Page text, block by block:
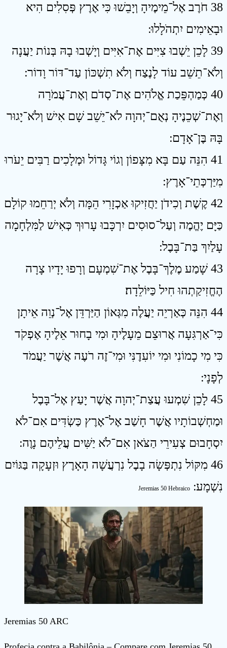
38 חֹרֶב אֶל־מֵימֶיהָ וְיָבֵשׁוּ כִּי אֶרֶץ פְּסִלִים הִיא
וּבָאֵימִים יִתְהֹלָלוּ ׃
39 לָכֵן יֵשְׁבוּ צִיִּים אֶת־אִיִּים וְיָשְׁבוּ בָהּ בְּנוֹת יַעֲנָה
וְלֹא־תֵשֵׁב עוֹד לָנֶצַח וְלֹא תִשְׁכּוֹן עַד־דּוֹר וָדוֹר ׃
40 כְּמַהְפֵּכַת אֱלֹהִים אֶת־סְדֹם וְאֶת־עֲמֹרָה
וְאֶת־שְׁכֵנֶיהָ נְאֻם־יְהוָה לֹא־יֵשֵׁב שָׁם אִישׁ וְלֹא־יָגוּר
בָּהּ בֶּן־אָדָם ׃
41 הִנֵּה עַם בָּא מִצָּפוֹן וְגוֹי גָּדוֹל וּמְלָכִים רַבִּים יֵעֹרוּ
מִיַּרְכְּתֵי־אָרֶץ ׃
42 קֶשֶׁת וְכִידֹן יַחֲזִיקוּ אַכְזָרִי הֵמָּה וְלֹא יְרַחֵמוּ קוֹלָם
כַּיָּם יֶהֱמֶה וְעַל־סוּסִים יִרְכָּבוּ עָרוּךְ כְּאִישׁ לַמִּלְחָמָה
עָלַיִךְ בַּת־בָּבֶל ׃
43 שָׁמַע מֶלֶךְ־בָּבֶל אֶת־שִׁמְעָם וְרָפוּ יָדָיו צָרָה
הֶחֱזִיקַתְהוּ חִיל כַּיּוֹלֵדָה׃
44 הִנֵּה כְּאַרְיֵה יַעֲלֶה מִגְּאוֹן הַיַּרְדֵּן אֶל־נְוֵה אֵיתָן
כִּי־אַרְגִּעָה אֲרוּצֵם מֵעָלֶיהָ וּמִי בָחוּר אֵלֶיהָ אֶפְקֹד
כִּי מִי כָמוֹנִי וּמִי יוֹעִדֶנִּי וּמִי־זֶה רֹעֶה אֲשֶׁר יַעֲמֹד
לְפָנָי ׃
45 לָכֵן שִׁמְעוּ עֲצַת־יְהוָה אֲשֶׁר יָעַץ אֶל־בָּבֶל
וּמַחְשְׁבוֹתָיו אֲשֶׁר חָשַׁב אֶל־אֶרֶץ כַּשְׂדִּים אִם־לֹא
יִסְחָבוּם צְעִירֵי הַצֹּאן אִם־לֹא יַשִּׁים עֲלֵיהֶם נָוֶה ׃
46 מִקּוֹל נִתְפְּשָׂה בָבֶל נִרְעֲשָׁה הָאָרֶץ וּזְעָקָה בַּגּוֹיִם
נִשְׁמָע ׃ Jeremias 50 Hebraico
Jeremias 50 ARC